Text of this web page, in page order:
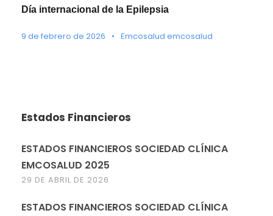
Día internacional de la Epilepsia
9 de febrero de 2026 • Emcosalud emcosalud
Estados Financieros
ESTADOS FINANCIEROS SOCIEDAD CLÍNICA
EMCOSALUD 2025
29 DE ABRIL DE 2026
ESTADOS FINANCIEROS SOCIEDAD CLÍNICA